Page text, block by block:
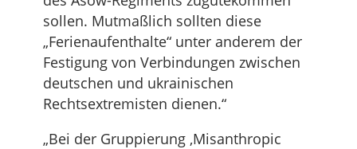
sollen. Mutmaßlich sollten diese
„Ferienaufenthalte“ unter anderem der
Festigung von Verbindungen zwischen
deutschen und ukrainischen
Rechtsextremisten dienen.“
„Bei der Gruppierung ‚Misanthropic